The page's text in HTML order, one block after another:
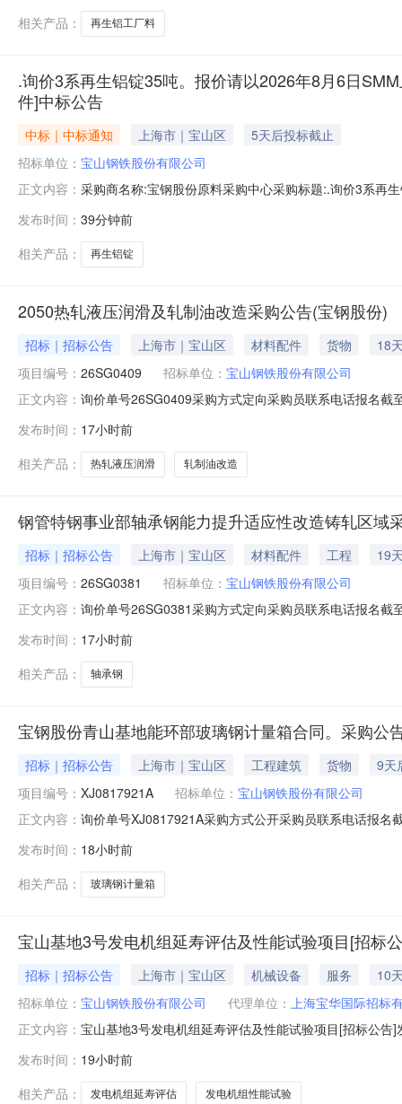
相关产品：
再生铝工厂料
.询价3系再生铝锭35吨。报价请以2026年8月6日
件]中标公告
中标｜中标通知 上海市｜宝山区
5天后投标截止
招标单位： 宝山钢铁股份有限公司
正文内容： 采购商名称:宝钢股份原料采购中心采购标题:.询价3系再
发布时间： 39分钟前
相关产品：
再生铝锭
2050热轧液压润滑及轧制油改造采购公告(宝钢股份)
招标｜招标公告 上海市｜宝山区 材料配件 货物
18
项目编号： 26SG0409 招标单位： 宝山钢铁股份有限公司
正文内容： 询价单号26SG0409采购方式定向采购员联系电话报名
支撑辊平衡液压阀台；改造2#和3#卷取机共6套助卷辊
发布时间： 17小时前
相关产品：
热轧液压润滑 轧制油改造
钢管特钢事业部轴承钢能力提升适应性改造铸轧区域
招标｜招标公告 上海市｜宝山区 材料配件 工程
19
项目编号： 26SG0381 招标单位： 宝山钢铁股份有限公司
正文内容： 询价单号26SG0381采购方式定向采购员联系电话报名
款：钢管特钢事业部轴承钢能力提升适应性改造项目铸
发布时间： 17小时前
相关产品：
轴承钢
宝钢股份青山基地能环部玻璃钢计量箱合同。采购公
招标｜招标公告 上海市｜宝山区 工程建筑 货物
9天
项目编号： XJ0817921A 招标单位： 宝山钢铁股份有限公司
正文内容： 询价单号XJ0817921A采购方式公开采购员联系电话报
理;原始制造厂:无;部件号:无;2.0piece2026-10-
发布时间： 18小时前
相关产品：
玻璃钢计量箱
宝山基地3号发电机组延寿评估及性能试验项目[招标
招标｜招标公告 上海市｜宝山区 机械设备 服务
10
招标单位： 宝山钢铁股份有限公司 代理单位： 上海宝华国际招标
正文内容： 宝山基地3号发电机组延寿评估及性能试验项目[招标公
况与招标范围2.1项目地点：上海市宝山区富锦路宝山基
围：1）对
发布时间： 19小时前
相关产品：
发电机组延寿评估 发电机组性能试验